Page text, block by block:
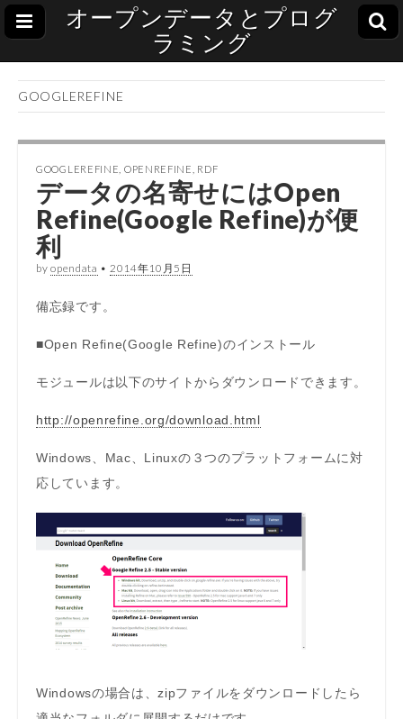
オープンデータとプログ
ラミング
GOOGLEREFINE
GOOGLEREFINE OPENREFINE RDF
データの名寄せにはOpen
Refine(Google Refine)が便
利
byopendata • 2014年10月5日
備忘録です。
■Open Refine(Google Refine)のインストール
モジュールは以下のサイトからダウンロードできます。
http://openrefine.org/download.html
Windows、Mac、Linuxの３つのプラットフォームに対
応しています。
Windowsの場合は、zipファイルをダウンロードしたら